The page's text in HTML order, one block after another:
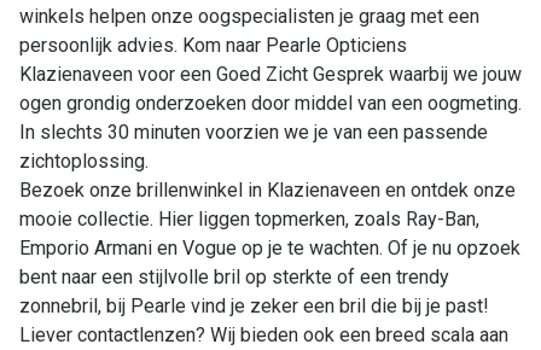
winkels helpen onze oogspecialisten je graag met een
persoonlijk advies. Kom naar Pearle Opticiens
Klazienaveen voor een Goed Zicht Gesprek waarbij we jouw
ogen grondig onderzoeken door middel van een oogmeting.
In slechts 30 minuten voorzien we je van een passende
zichtoplossing.
Bezoek onze brillenwinkel in Klazienaveen en ontdek onze
mooie collectie. Hier liggen topmerken, zoals Ray-Ban,
Emporio Armani en Vogue op je te wachten. Of je nu opzoek
bent naar een stijlvolle bril op sterkte of een trendy
zonnebril, bij Pearle vind je zeker een bril die bij je past!
Liever contactlenzen? Wij bieden ook een breed scala aan